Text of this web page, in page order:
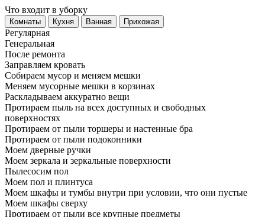
Что входит в уборку
Регу­лярная
Гене­ральная
После ремонта
Заправляем кровать
Собираем мусор и меняем мешки
Меняем мусорные мешки в корзинах
Раскладываем аккуратно вещи
Протираем пыль на всех доступных и свободных
поверхностях
Протираем от пыли торшеры и настенные бра
Протираем от пыли подоконники
Моем дверные ручки
Моем зеркала и зеркальные поверхности
Пылесосим пол
Моем пол и плинтуса
Моем шкафы и тумбы внутри при условии, что они пустые
Моем шкафы сверху
Протираем от пыли все крупные предметы